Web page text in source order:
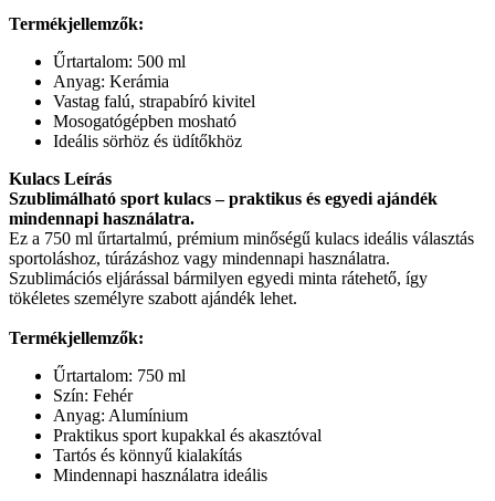
Termékjellemzők:
Űrtartalom: 500 ml
Anyag: Kerámia
Vastag falú, strapabíró kivitel
Mosogatógépben mosható
Ideális sörhöz és üdítőkhöz
Kulacs Leírás
Szublimálható sport kulacs – praktikus és egyedi ajándék
mindennapi használatra.
Ez a 750 ml űrtartalmú, prémium minőségű kulacs ideális választás
sportoláshoz, túrázáshoz vagy mindennapi használatra.
Szublimációs eljárással bármilyen egyedi minta rátehető, így
tökéletes személyre szabott ajándék lehet.
Termékjellemzők:
Űrtartalom: 750 ml
Szín: Fehér
Anyag: Alumínium
Praktikus sport kupakkal és akasztóval
Tartós és könnyű kialakítás
Mindennapi használatra ideális